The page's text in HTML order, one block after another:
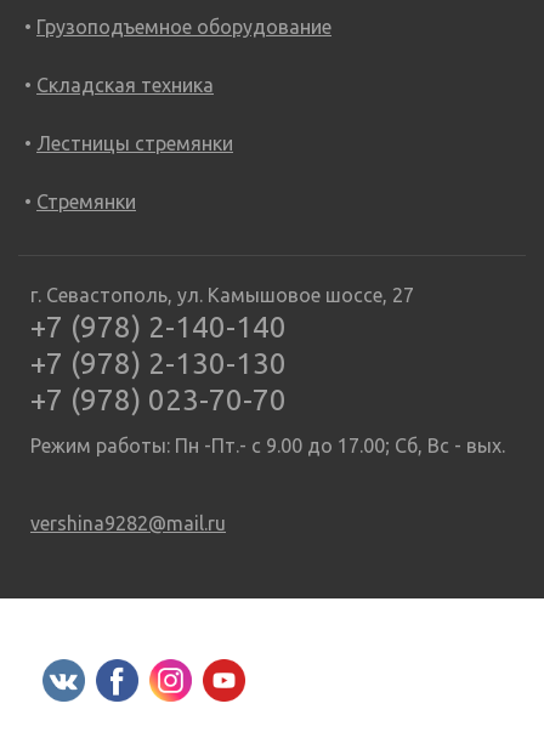
Грузоподъемное оборудование
Складская техника
Лестницы стремянки
Стремянки
г. Севастополь, ул. Камышовое шоссе, 27
+7 (978) 2-140-140
+7 (978) 2-130-130
+7 (978) 023-70-70
Режим работы: Пн -Пт.- с 9.00 до 17.00; Сб, Вс - вых.
vershina9282@mail.ru